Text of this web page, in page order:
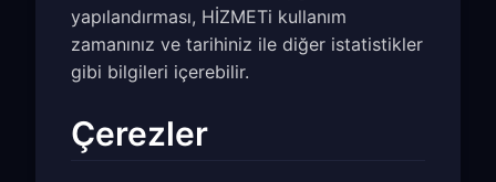
yapılandırması, HİZMETi kullanım
zamanınız ve tarihiniz ile diğer istatistikler
gibi bilgileri içerebilir.
Çerezler